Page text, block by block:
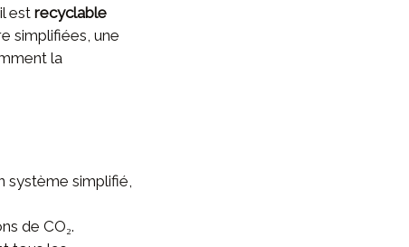
, il est recyclable
simplifiées, une
la
système simplifié,
de CO₂.